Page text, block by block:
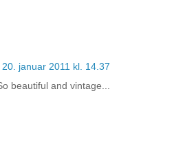
20. januar 2011 kl. 14.37
beautiful and vintage...